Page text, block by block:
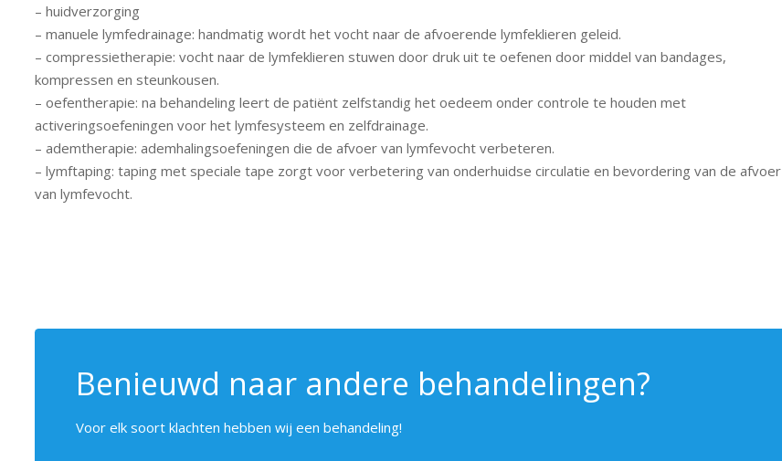
– huidverzorging
– manuele lymfedrainage: handmatig wordt het vocht naar de afvoerende lymfeklieren geleid.
– compressietherapie: vocht naar de lymfeklieren stuwen door druk uit te oefenen door middel van bandages,
kompressen en steunkousen.
– oefentherapie: na behandeling leert de patiënt zelfstandig het oedeem onder controle te houden met
activeringsoefeningen voor het lymfesysteem en zelfdrainage.
– ademtherapie: ademhalingsoefeningen die de afvoer van lymfevocht verbeteren.
– lymftaping: taping met speciale tape zorgt voor verbetering van onderhuidse circulatie en bevordering van de afvoer
van lymfevocht.
Benieuwd naar andere behandelingen?
Voor elk soort klachten hebben wij een behandeling!